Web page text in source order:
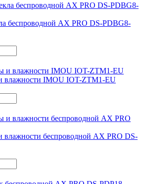
беспроводной AX PRO DS-PDBG8-
влажности IMOU IOT-ZTM1-EU
влажности беспроводной AX PRO DS-